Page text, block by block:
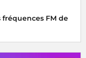
fréquences FM de